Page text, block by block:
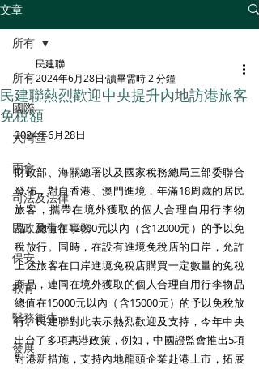
文章
所有
國際
大灣區
兩會
司法及法律
民政及青年事務
保安
教育
醫務衛生
發展
所有
民建聯熱烈歡迎中央提升內地訪港旅客
免稅額
民建聯
2024年6月28日 讀畢需時 2 分鐘
2024年6月28日
財政部、海關總署以及國家稅務總局三部委聯合
發佈，對自香港、澳門進境，年滿18周歲的居民
旅客，攜帶在境外獲取的個人合理自用行李物
品，總值在12000元以內（含12000元）的予以免
稅放行。同時，在設有進境免稅店的口岸，允許
上述旅客在口岸進境免稅店購買一定數量的免稅
商品，連同在境外獲取的個人合理自用行李物品
總值在15000元以內（含15000元）的予以免稅放
行。民建聯對此表示熱烈歡迎及支持，今年中央
出台了多項惠港政策，例如，中國證監會推出5項
對港新措施，支持內地龍頭企業赴港上市，拓展